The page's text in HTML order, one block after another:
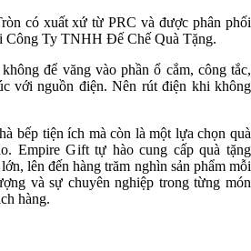
có xuất xứ từ PRC và được phân phối
Công Ty TNHH Đế Chế Quà Tặng.
để văng vào phần ổ cắm, công tắc,
với nguồn điện. Nên rút điện khi không
bếp tiện ích mà còn là một lựa chọn quà
Empire Gift tự hào cung cấp quà tặng
lên đến hàng trăm nghìn sản phẩm mỗi
và sự chuyên nghiệp trong từng món
hàng.